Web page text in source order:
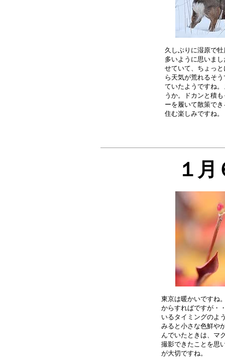
久しぶりに湿原で
多いように思いま
せていて、ちょっ
ら天気が荒れるそ
ていたようですね
うか。ドカンと積
ーを履いて散策で
１
東京は暖かいですね
からすればですが・
いるタイミングのよ
みると小さな色鮮や
んでいたときは、マ
撮影できたことを思